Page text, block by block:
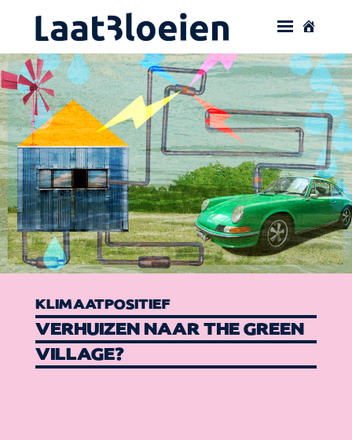
KLIMAATPOSITIEF
VERHUIZEN NAAR THE GREEN
VILLAGE?